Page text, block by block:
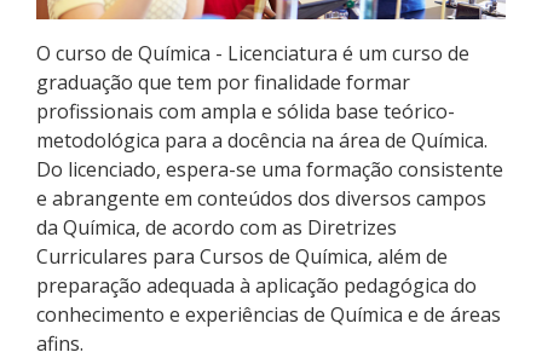
PartiuIF
Parcerias
Processo de Inscrição
Resultados
O curso de Química - Licenciatura é um curso de
graduação que tem por finalidade formar
profissionais com ampla e sólida base teórico-
metodológica para a docência na área de Química.
Do licenciado, espera-se uma formação consistente
e abrangente em conteúdos dos diversos campos
da Química, de acordo com as Diretrizes
Curriculares para Cursos de Química, além de
preparação adequada à aplicação pedagógica do
conhecimento e experiências de Química e de áreas
afins.